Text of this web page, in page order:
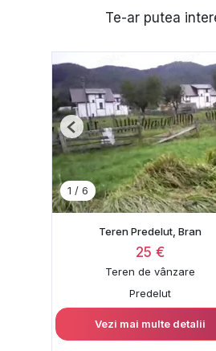
Te-ar putea
1 / 6
Previous
Teren Predelut, Bran
25 €
Teren de vânzare
Predelut
Vezi mai multe detalii